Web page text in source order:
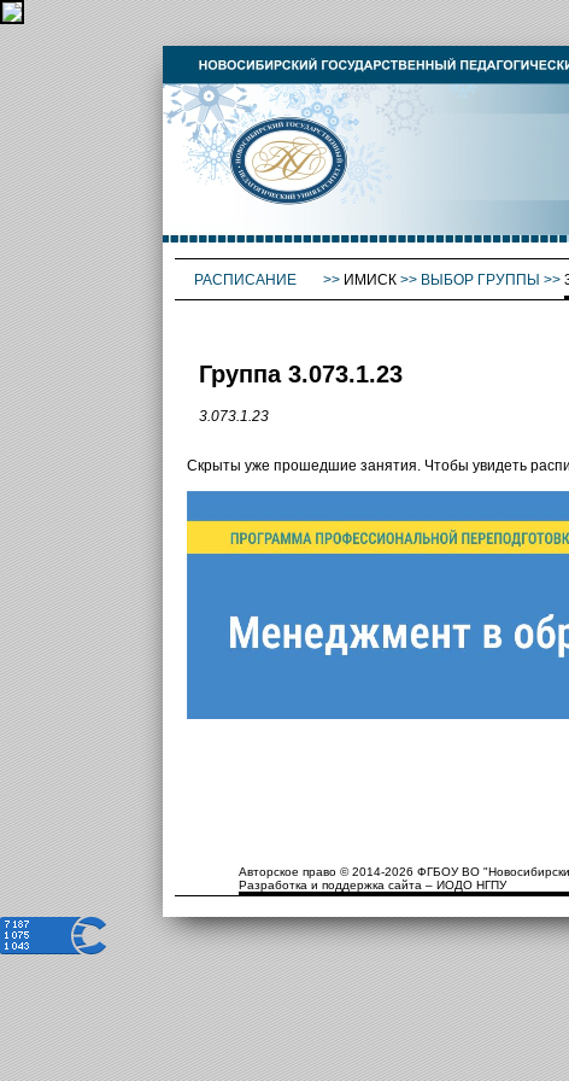
РАСПИСАНИЕ >> ИМИСК>> ВЫБОР ГРУППЫ >>
Группа 3.073.1.23
3.073.1.23
Скрыты уже прошедшие занятия. Чтобы увидеть
Авторское право © 2014-2026 ФГБОУ ВО
Разработка и поддержка сайта – ИОДО НГПУ